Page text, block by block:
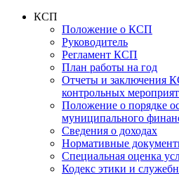
КСП
Положение о КСП
Руководитель
Регламент КСП
План работы на год
Отчеты и заключения
контрольных
Положение о порядке
муниципального
Сведения о доходах
Нормативные
Специальная оценка
Кодекс этики и